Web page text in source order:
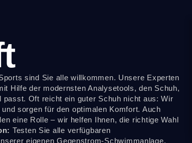
sind Sie alle willkommen. Unsere Experten
Hilfe der modernsten Analysetools, den Schuh,
Oft reicht ein guter Schuh nicht aus: Wir
sorgen für den optimalen Komfort. Auch
eine Rolle – wir helfen Ihnen, die richtige Wahl
Testen Sie alle verfügbaren
eigenen Gegenstrom-Schwimmanlage.